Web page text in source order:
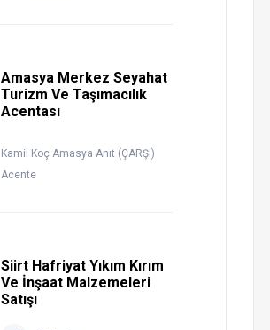
Amasya Merkez Seyahat
Turizm Ve Taşımacılık
Acentası
Kamil Koç Amasya Anıt (ÇARŞI)
Acente
Siirt Hafriyat Yıkım Kırım
Ve İnşaat Malzemeleri
Satışı